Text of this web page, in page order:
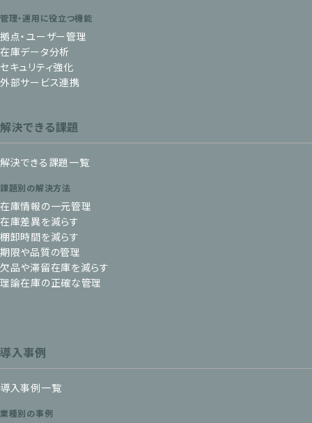
管理・運用に役立つ機能
拠点・ユーザー管理
在庫データ分析
セキュリティ強化
外部サービス連携
解決できる課題
解決できる課題一覧
課題別の解決方法
在庫情報の一元管理
在庫差異を減らす
棚卸時間を減らす
期限や品質の管理
欠品や滞留在庫を減らす
理論在庫の正確な管理
導入事例
導入事例一覧
業種別の事例